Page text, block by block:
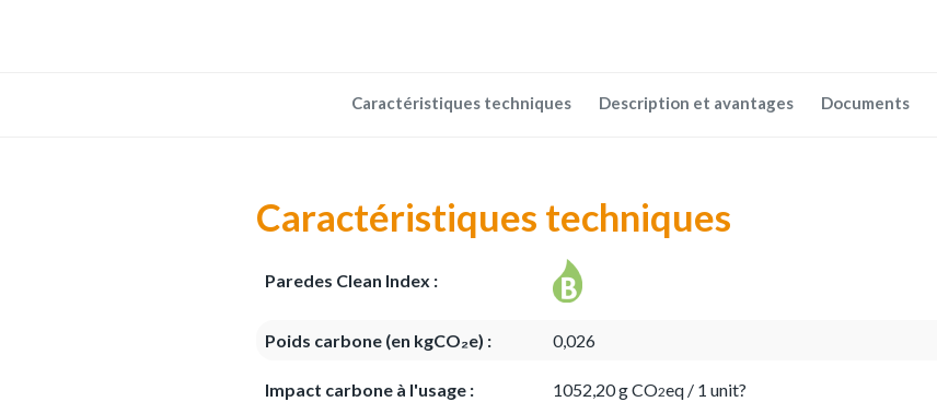
Caractéristiques techniques Description et avantages Documents
Caractéristiques techniques
Paredes Clean Index :
Poids carbone (en kgCO₂e) : 0,026
Impact carbone à l'usage : 1052,20 g CO2eq / 1 unit?